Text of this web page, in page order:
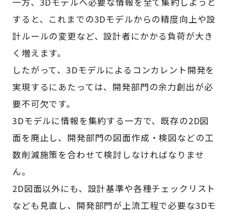
すると、これまでの3Dモデルからの精度向上や設
計ルールの変更など、設計者にかかる負荷が大き
く増えます。
したがって、3Dモデルによるコンカレント開発を
実現するにあたっては、開発部門の余力創出が必
要不可欠です。
3Dモデルに情報を集約する一方で、既存の2D図
面を廃止し、開発部門の図面作成・検図などの工
数削減施策を合わせて検討しなければなりませ
ん。
2D図面以外にも、設計基準や各種チェックリスト
なども見直し、開発部門が上流工程で必要な3Dモ